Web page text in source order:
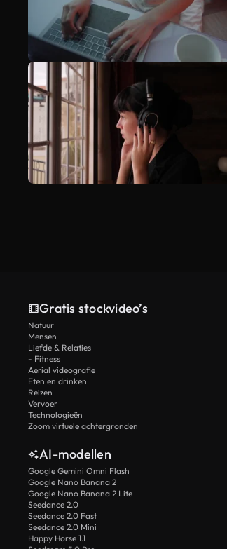
Gratis stockvideo’s
Natuur
Mensen
Liefde & Relaties
- Fitness
Aerial videografie
Eten en drinken
Reizen
Vervoer
Technologieën
Zoom virtuele achtergronden
AI-modellen
Google Gemini Omni Flash
Google Nano Banana 2
Google Nano Banana 2 Lite
Seedance 2.0
Seedance 2.0 Fast
Seedance 2.0 Mini
Happy Horse 1.1